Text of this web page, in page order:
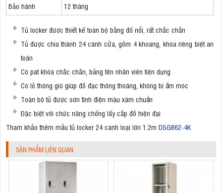
Bảo hành
12 tháng
Tủ locker được thiết kế toàn bộ bằng đố nổi, rất chắc chắn
Tủ được chia thành 24 cánh cửa, gồm 4 khoang, khóa riêng biệt an
toàn
Có pat khóa chắc chắn, bảng tên nhân viên tiện dụng
Có lỗ thông gió giúp đồ đạc thông thoáng, không bị ẩm móc
Toàn bộ tủ được sơn tĩnh điện màu xám chuẩn
Đặc biệt với chức năng chống lấy cắp đồ hiện đại
Tham khảo thêm mẫu tủ locker 24 cánh loại lớn 1.2m DSG862-4K
SẢN PHẨM LIÊN QUAN